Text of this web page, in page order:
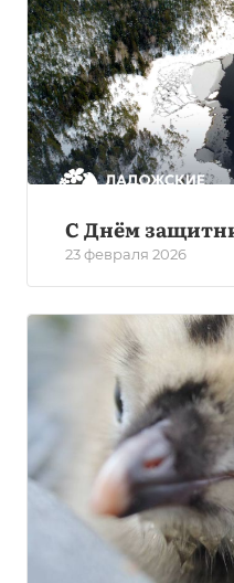
С Днём
23 февраля 2026